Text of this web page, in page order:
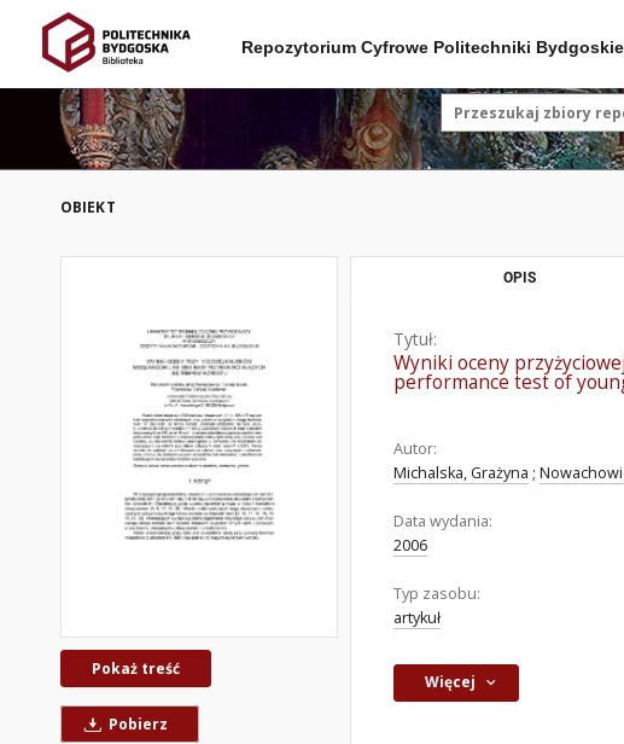
Repozytorium Cyfrowe Politechniki
OBIEKT
Pokaż treść
Pobierz
OPIS
Tytuł:
Wyniki oceny
performance test of
Autor:
Michalska, Grażyna ;
Data wydania:
2006
Typ zasobu:
artykuł
Więcej